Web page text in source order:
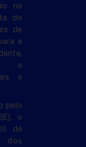
na
do
de
a
e
e
pelo
o
de
dos